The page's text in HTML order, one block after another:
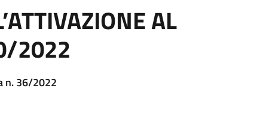
AL
2022
n. 36/2022